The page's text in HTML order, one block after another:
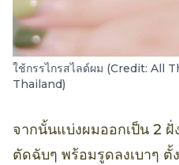
ใช้กรรไกรสไลด์ผม (Credit: All
Thailand)
จากนั้นแบ่งผมออกเป็น 2
ตัดฉับๆ พร้อมรูดลงเบาๆ ตั้